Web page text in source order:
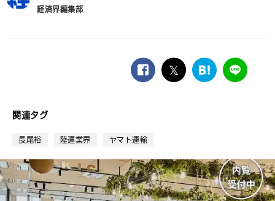
経済界編集部
facebook
twitter
は
ー
ク
LINE
関連タグ
長尾裕 陸運業界 ヤマト運輸